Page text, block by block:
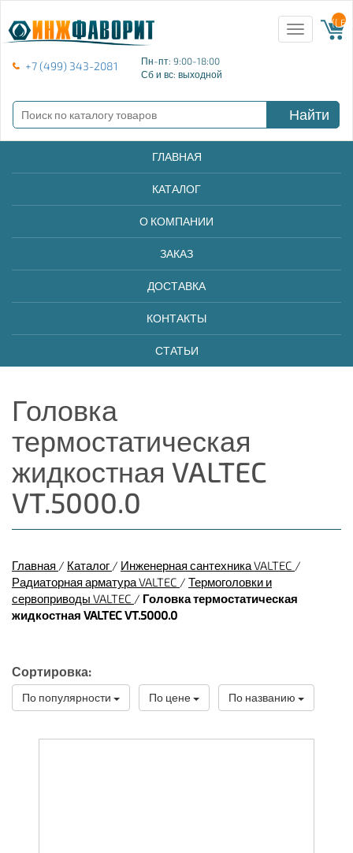
+7 (499) 343-2081
Пн-пт: 9:00-18:00
Сб и вс: выходной
Toggle
navigation
{{
Найти
ГЛАВНАЯ
КАТАЛОГ
О КОМПАНИИ
ЗАКАЗ
ДОСТАВКА
КОНТАКТЫ
СТАТЬИ
Головка
термостатическая
жидкостная VALTEC
VT.5000.0
Главная / Каталог / Инженерная сантехника VALTEC /
Радиаторная арматура VALTEC / Термоголовки и
сервоприводы VALTEC / Головка термостатическая
жидкостная VALTEC VT.5000.0
Сортировка:
По популярности По цене По названию